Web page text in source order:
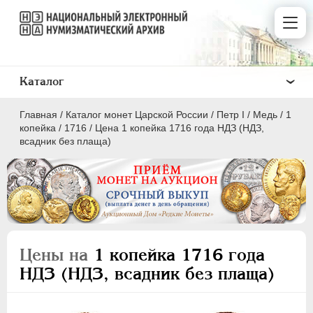
Главная / Каталог монет Царской России / Пeтр I / Медь / 1
копейка / 1716 / Цена 1 копейка 1716 года НДЗ (НДЗ,
всадник без плаща)
Цены на 1 копейка 1716 года
НДЗ (НДЗ, всадник без плаща)
Каталог
ПEТР I 1699 - 1725
Серебро
Медь